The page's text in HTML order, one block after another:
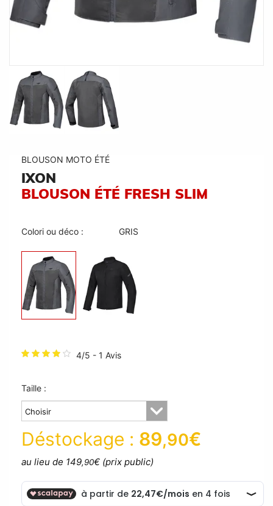
BLOUSON MOTO ÉTÉ
IXON
BLOUSON ÉTÉ FRESH SLIM
Colori ou déco : GRIS
4/5 - 1 Avis
Taille :
Déstockage : 89,90€
au lieu de 149,90€ (prix public)